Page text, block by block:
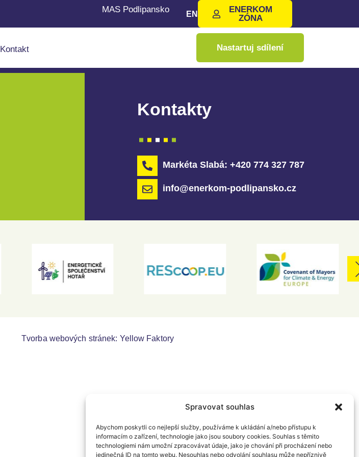
Spravovat souhlas
Abychom poskytli co nejlepší služby, používáme k ukládání a/nebo přístupu k
informacím o zařízení, technologie jako jsou soubory cookies. Souhlas s těmito
technologiemi nám umožní zpracovávat údaje, jako je chování při procházení nebo
jedinečná ID na tomto webu. Nesouhlas nebo odvolání souhlasu může nepříznivě
MAS Podlipansko EN
ENERKOM
ZÓNA
Kontakt Nastartuj sdílení
Kontakty
Markéta Slabá: +420 774 327 787
info@enerkom-podlipansko.cz
Tvorba webových stránek: Yellow Faktory